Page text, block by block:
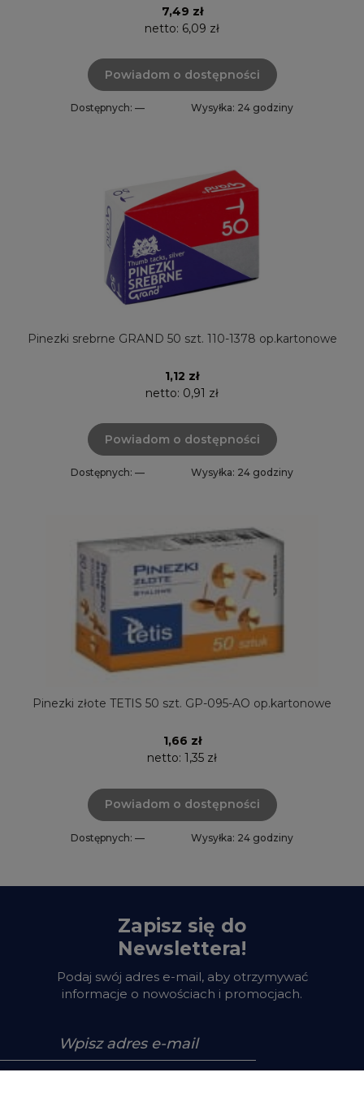
7,49 zł
netto: 6,09 zł
Powiadom o dostępności
Dostępnych: — Wysyłka: 24 godziny
Pinezki srebrne GRAND 50 szt. 110-1378 op.kartonowe
1,12 zł
netto: 0,91 zł
Powiadom o dostępności
Dostępnych: — Wysyłka: 24 godziny
Pinezki złote TETIS 50 szt. GP-095-AO op.kartonowe
1,66 zł
netto: 1,35 zł
Powiadom o dostępności
Dostępnych: — Wysyłka: 24 godziny
Zapisz się do
Newslettera!
Podaj swój adres e-mail, aby otrzymywać
informacje o nowościach i promocjach.